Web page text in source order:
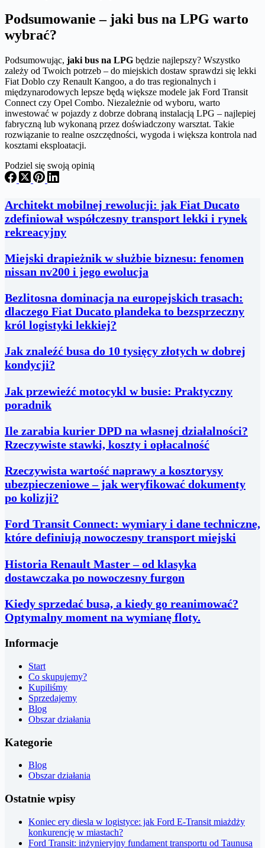
Podsumowanie – jaki bus na LPG warto
wybrać?
Podsumowując, jaki bus na LPG będzie najlepszy? Wszystko
zależy od Twoich potrzeb – do miejskich dostaw sprawdzi się lekki
Fiat Doblo czy Renault Kangoo, a do tras regionalnych i
międzynarodowych lepsze będą większe modele jak Ford Transit
Connect czy Opel Combo. Niezależnie od wyboru, warto
inwestować w pojazdy z dobrze dobraną instalacją LPG – najlepiej
fabryczną lub wykonaną przez doświadczony warsztat. Takie
rozwiązanie to realne oszczędności, wygoda i większa kontrola nad
kosztami eksploatacji.
Podziel się swoją opinią
Architekt mobilnej rewolucji: jak Fiat Ducato
zdefiniował współczesny transport lekki i rynek
rekreacyjny
Miejski drapieżnik w służbie biznesu: fenomen
nissan nv200 i jego ewolucja
Bezlitosna dominacja na europejskich trasach:
dlaczego Fiat Ducato plandeka to bezsprzeczny
król logistyki lekkiej?
Jak znaleźć busa do 10 tysięcy złotych w dobrej
kondycji?
Jak przewieźć motocykl w busie: Praktyczny
poradnik
Ile zarabia kurier DPD na własnej działalności?
Rzeczywiste stawki, koszty i opłacalność
Rzeczywista wartość naprawy a kosztorysy
ubezpieczeniowe – jak weryfikować dokumenty
po kolizji?
Ford Transit Connect: wymiary i dane techniczne,
które definiują nowoczesny transport miejski
Historia Renault Master – od klasyka
dostawczaka po nowoczesny furgon
Kiedy sprzedać busa, a kiedy go reanimować?
Optymalny moment na wymianę floty.
Informacje
Start
Co skupujemy?
Kupiliśmy
Sprzedajemy
Blog
Obszar działania
Kategorie
Blog
Obszar działania
Ostatnie wpisy
Koniec ery diesla w logistyce: jak Ford E-Transit miażdży
konkurencję w miastach?
Ford Transit: inżynieryjny fundament transportu od Taunusa